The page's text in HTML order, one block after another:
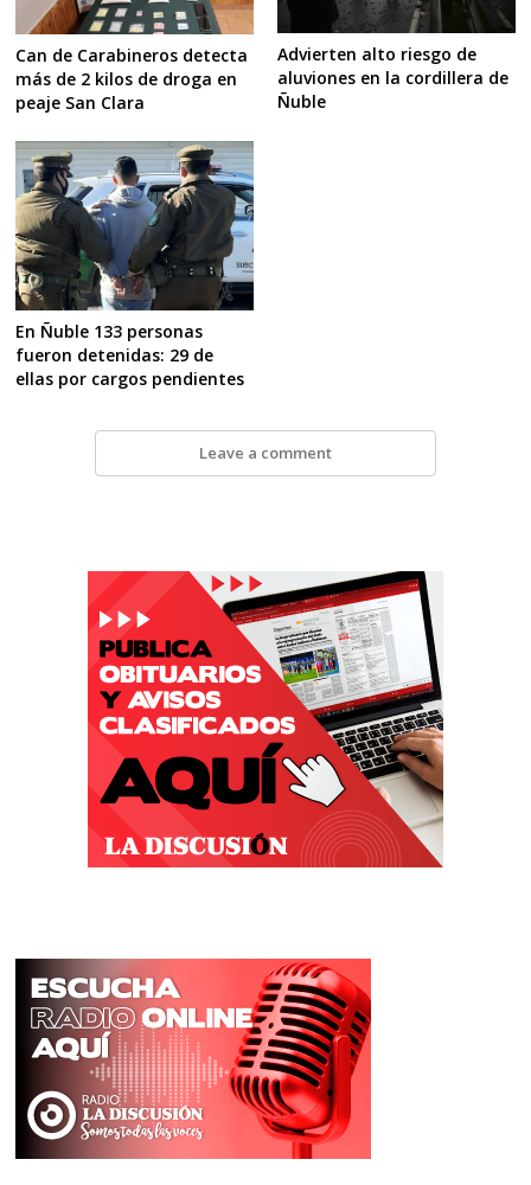
Can de Carabineros detecta
más de 2 kilos de droga en
peaje San Clara
Advierten alto riesgo de
aluviones en la cordillera de
Ñuble
En Ñuble 133 personas
fueron detenidas: 29 de
ellas por cargos pendientes
Leave a comment